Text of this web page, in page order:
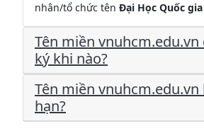
nhân/tổ chức tên Đại Học Quốc gia
Tên miền
ký khi nào?
Tên miền
hạn?